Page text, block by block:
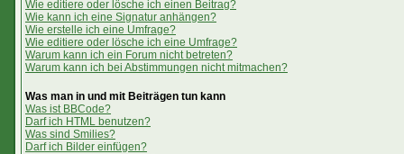
Wie editiere oder lösche ich einen Beitrag?
Wie kann ich eine Signatur anhängen?
Wie erstelle ich eine Umfrage?
Wie editiere oder lösche ich eine Umfrage?
Warum kann ich ein Forum nicht betreten?
Warum kann ich bei Abstimmungen nicht mitmachen?
Was man in und mit Beiträgen tun kann
Was ist BBCode?
Darf ich HTML benutzen?
Was sind Smilies?
Darf ich Bilder einfügen?